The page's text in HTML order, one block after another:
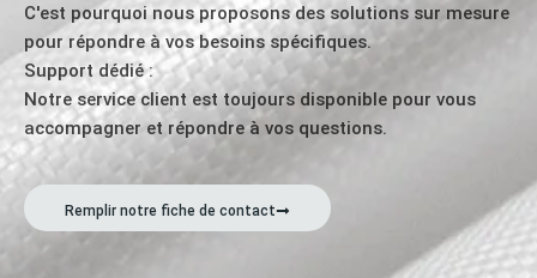
C'est pourquoi nous proposons des solutions sur mesure
pour répondre à vos besoins spécifiques.
Support dédié :
Notre service client est toujours disponible pour vous
accompagner et répondre à vos questions.
Remplir notre fiche de contact